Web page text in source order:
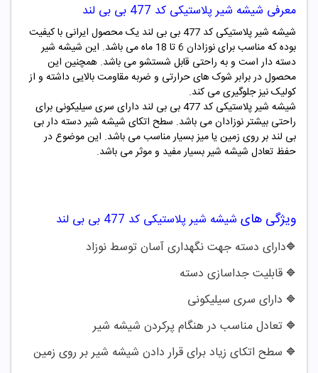
معرفی شیشه شیر پلاستیکی کد 477 بی بی لند
شیشه شیر پلاستیکی کد 477 بی بی لند یک محصول ایرانی با کیفیت
بوده که مناسب برای نوزادان 6 تا 18 ماه می باشد. این شیشه شیر
دسته دار است و به راحتی قابل شستشو می باشد. همچنین این
محصول در برابر شوک های حرارتی و ضربه مقاومت بالایی داشته و از
کولیک نیز جلوگیری می کند.
شیشه شیر پلاستیکی کد 477 بی بی لند
دارای سری سیلیکونی برای
راحتی بیشتر نوزادان می باشد. سطح اتکای شیشه شیر دسته دار بی
بی لند بر روی زمین یا میز بسیار مناسب می باشد. این موضوع در
حفظ تعادل شیشه شیر بسیار مفید و موثر می باشد.
ویژگی های شیشه شیر پلاستیکی کد 477 بی بی لند
🔷دارای دسته جهت نگهداری آسان توسط نوزاد
🔷 قابلیت جداسازی دسته
🔷 دارای سری سیلیکونی
🔷 تعادل مناسب در هنگام پرکردن شیشه شیر
🔷 سطح اتکای زیاد برای قرار دادن شیشه شیر بر روی زمین